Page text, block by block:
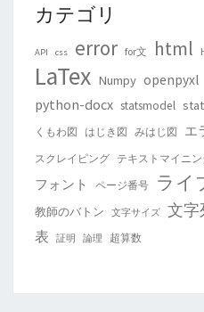
カテゴリ
API css error for文 html
LaTex Numpy openpyxl
python-docx statsmodel
くもわ図 はじき図 みはじ図 エ
スクレイピング テキストマイニ
フォント ページ番号 ライ
教師のバトン 文字サイズ 文字
表 証明 論理 超算数